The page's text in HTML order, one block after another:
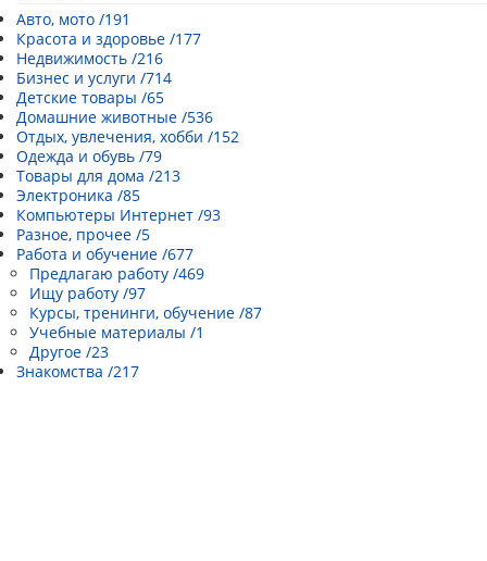
Каталог сайтов
| Регистрация |
Авто, мото /191
Красота и здоровье /177
Недвижимость /216
Бизнес и услуги /714
Детские товары /65
Домашние животные /536
Отдых, увлечения, хобби /152
Одежда и обувь /79
Товары для дома /213
Электроника /85
Компьютеры Интернет /93
Разное, прочее /5
Работа и обучение /677
Предлагаю работу /469
Ищу работу /97
Курсы, тренинги, обучение /87
Учебные материалы /1
Другое /23
Знакомства /217